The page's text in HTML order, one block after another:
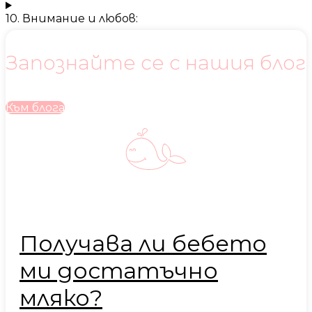
10. Внимание и любов:
Запознайте се с нашия блог
Към блога
Получава ли бебето
ми достатъчно
мляко?